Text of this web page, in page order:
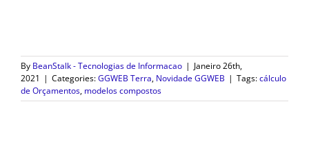
By BeanStalk - Tecnologias de Informacao | Janeiro 26th,
2021 | Categories:GGWEB Terra, Novidade GGWEB | Tags:cálculo
de Orçamentos, modelos compostos